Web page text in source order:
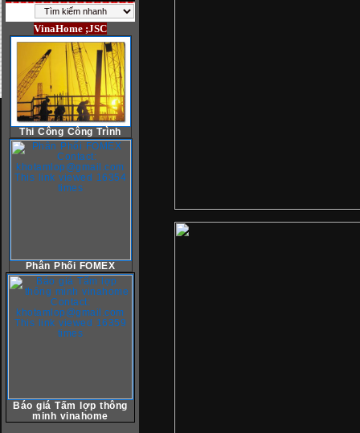
VinaHome ;JSC
Thi Công Công Trình
Phân Phối FOMEX
Báo giá Tấm lợp thông
minh vinahome